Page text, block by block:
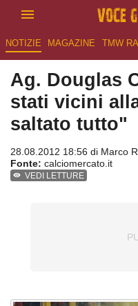
NOTIZIE MAGAZINE TMW
Ag. Douglas
stati vicini
saltato tutto"
28.08.2012 18:56 di Marco
Fonte: calciomercato.it
VEDI LETTURE